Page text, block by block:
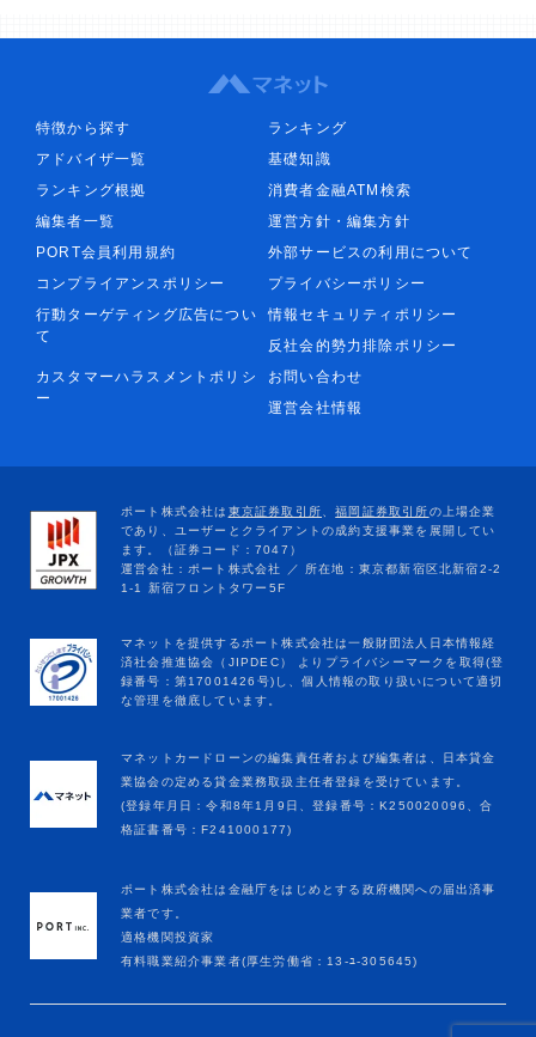
特徴から探す
ランキング
アドバイザ一覧
基礎知識
ランキング根拠
消費者金融ATM検索
編集者一覧
運営方針・編集方針
PORT会員利用規約
外部サービスの利用について
コンプライアンスポリシー
プライバシーポリシー
行動ターゲティング広告につい
て
情報セキュリティポリシー
反社会的勢力排除ポリシー
カスタマーハラスメントポリシ
ー
お問い合わせ
運営会社情報
マネットカードローンの編集責任者および編集者は、日本貸金
業協会の定める貸金業務取扱主任者登録を受けています。
(登録年月日：令和8年1月9日、登録番号：K250020096、合
格証書番号：F241000177)
ポート株式会社は金融庁をはじめとする政府機関への届出済事
業者です。
適格機関投資家
有料職業紹介事業者(厚生労働省：13-ﾕ-305645)